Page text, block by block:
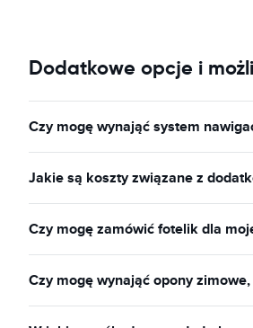
Dodatkowe opcje i
Czy mogę wynająć system
Jakie są koszty związane z
Czy mogę zamówić fotelik dla
Czy mogę wynająć opony